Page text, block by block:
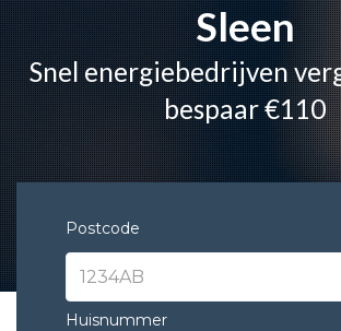
Sleen
Snel energiebedrijven
bespaar €110
Postcode
Huisnummer